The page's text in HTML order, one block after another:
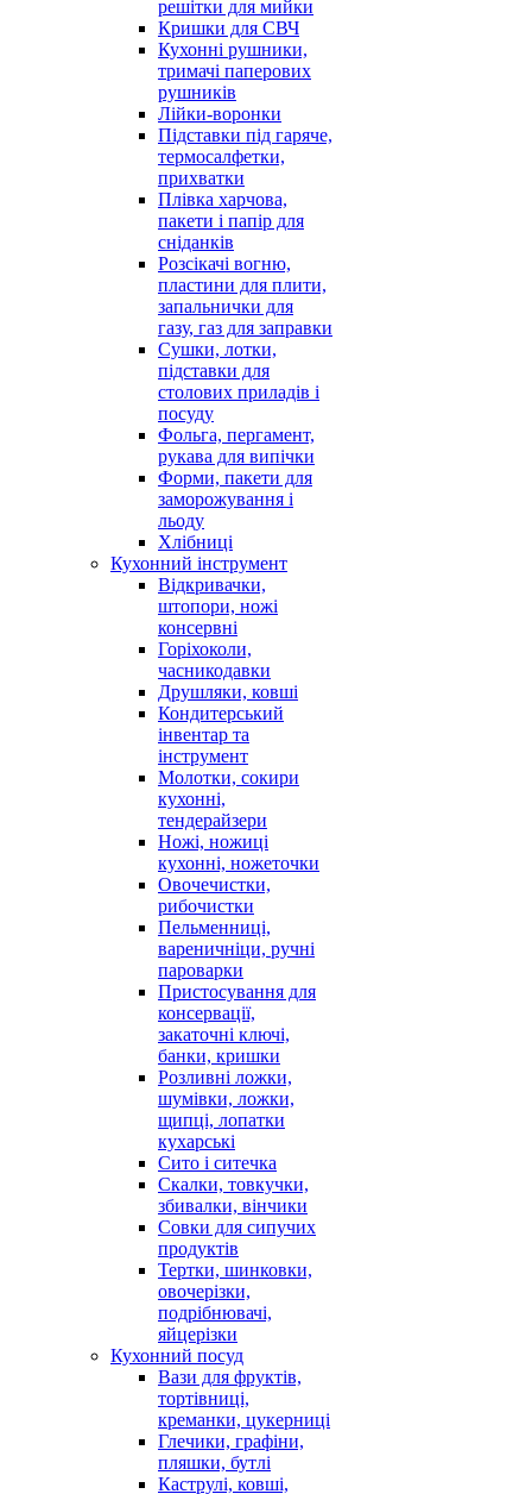
решітки для мийки
Кришки для СВЧ
Кухонні рушники,
тримачі паперових
рушників
Лійки-воронки
Підставки під гаряче,
термосалфетки,
прихватки
Плівка харчова,
пакети і папір для
сніданків
Розсікачі вогню,
пластини для плити,
запальнички для
газу, газ для заправки
Сушки, лотки,
підставки для
столових приладів і
посуду
Фольга, пергамент,
рукава для випічки
Форми, пакети для
заморожування і
льоду
Хлібниці
Кухонний інструмент
Відкривачки,
штопори, ножі
консервні
Горіхоколи,
часникодавки
Друшляки, ковші
Кондитерський
інвентар та
інструмент
Молотки, сокири
кухонні,
тендерайзери
Ножі, ножиці
кухонні, ножеточки
Овочечистки,
рибочистки
Пельменниці,
вареничніци, ручні
пароварки
Пристосування для
консервації,
закаточні ключі,
банки, кришки
Розливні ложки,
шумівки, ложки,
щипці, лопатки
кухарські
Сито і ситечка
Скалки, товкучки,
збивалки, вінчики
Совки для сипучих
продуктів
Тертки, шинковки,
овочерізки,
подрібнювачі,
яйцерізки
Кухонний посуд
Вази для фруктів,
тортівниці,
креманки, цукерниці
Глечики, графіни,
пляшки, бутлі
Каструлі, ковші,